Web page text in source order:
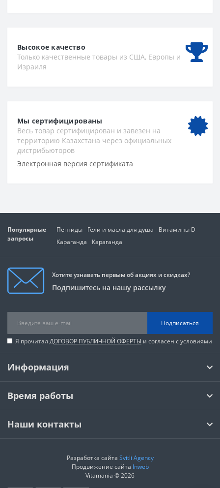
Высокое качество
Только качественные товары из США, Европы и
Израиля
Мы сертифицированы
Весь товар сертифицирован и завезен на
территорию Казахстана через официальных
дистрибьюторов
Электронная версия сертификата
Популярные
запросы
Пептиды Гели и масла для душа
Витамины D
Караганда
Караганда
Хотите узнавать первым об акциях и скидках?
Подпишитесь на нашу рассылку
Подписаться
Я прочитал ДОГОВОР ПУБЛИЧНОЙ ОФЕРТЫ и согласен с условиями
Информация
Время работы
Наши контакты
Разработка сайта Svitli Agency
Продвижение сайта Inweb
Vitamania © 2026